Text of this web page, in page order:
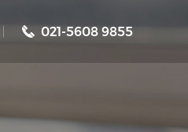
021-5608 9855